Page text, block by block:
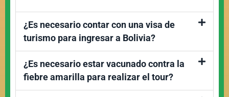
¿Es necesario contar con una visa de
turismo para ingresar a Bolivia?
¿Es necesario estar vacunado contra la
fiebre amarilla para realizar el tour?